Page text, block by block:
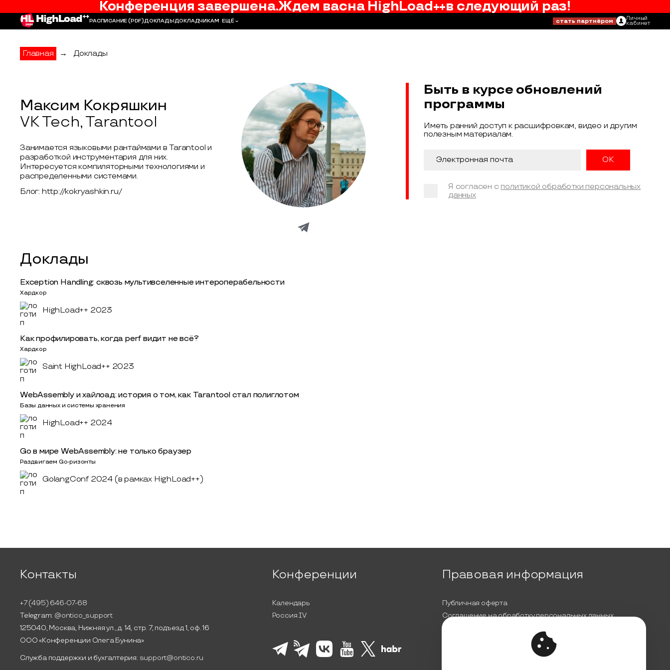
Конференция завершена.Ждем васна HighLoad++в следующий раз!
РАСПИСАНИЕ(PDF)ДОКЛАДЫ ДОКЛАДЧИКАМ ЕЩЁ стать партнёром Личный
кабинет
Главная → Доклады
Максим Кокряшкин
VK Tech, Tarantool
Занимается языковыми рантаймами в Tarantool и
разработкой инструментария для них.
Интересуется компиляторными технологиями и
распределенными системами.
Блог: http://kokryashkin.ru/
Доклады
Exception Handling: сквозь мультивселенные интероперабельности
Хардкор
HighLoad++ 2023
Как профилировать, когда perf видит не всё?
Хардкор
Saint HighLoad++ 2023
WebAssembly и хайлоад: история о том, как Tarantool стал полиглотом
Базы данных и системы хранения
HighLoad++ 2024
Go в мире WebAssembly: не только браузер
Раздвигаем Go-ризонты
GolangConf 2024 (в рамках HighLoad++)
Быть в курсе обновлений
программы
Иметь ранний доступ к расшифровкам, видео и другим
полезным материалам.
Я согласен с политикой обработки персональных
данных
Контакты
+7 (495) 646-07-68
Telegram: @ontico_support
125040, Москва, Нижняя ул., д. 14, стр. 7, подъезд 1, оф. 16
ООО «Конференции Олега Бунина»
Служба поддержки и бухгалтерия: support@ontico.ru
Конференции
Календарь
Россия IV
Правовая информация
Публичная оферта
Соглашение на обработку персональных данных
Политика обработки персональных данных